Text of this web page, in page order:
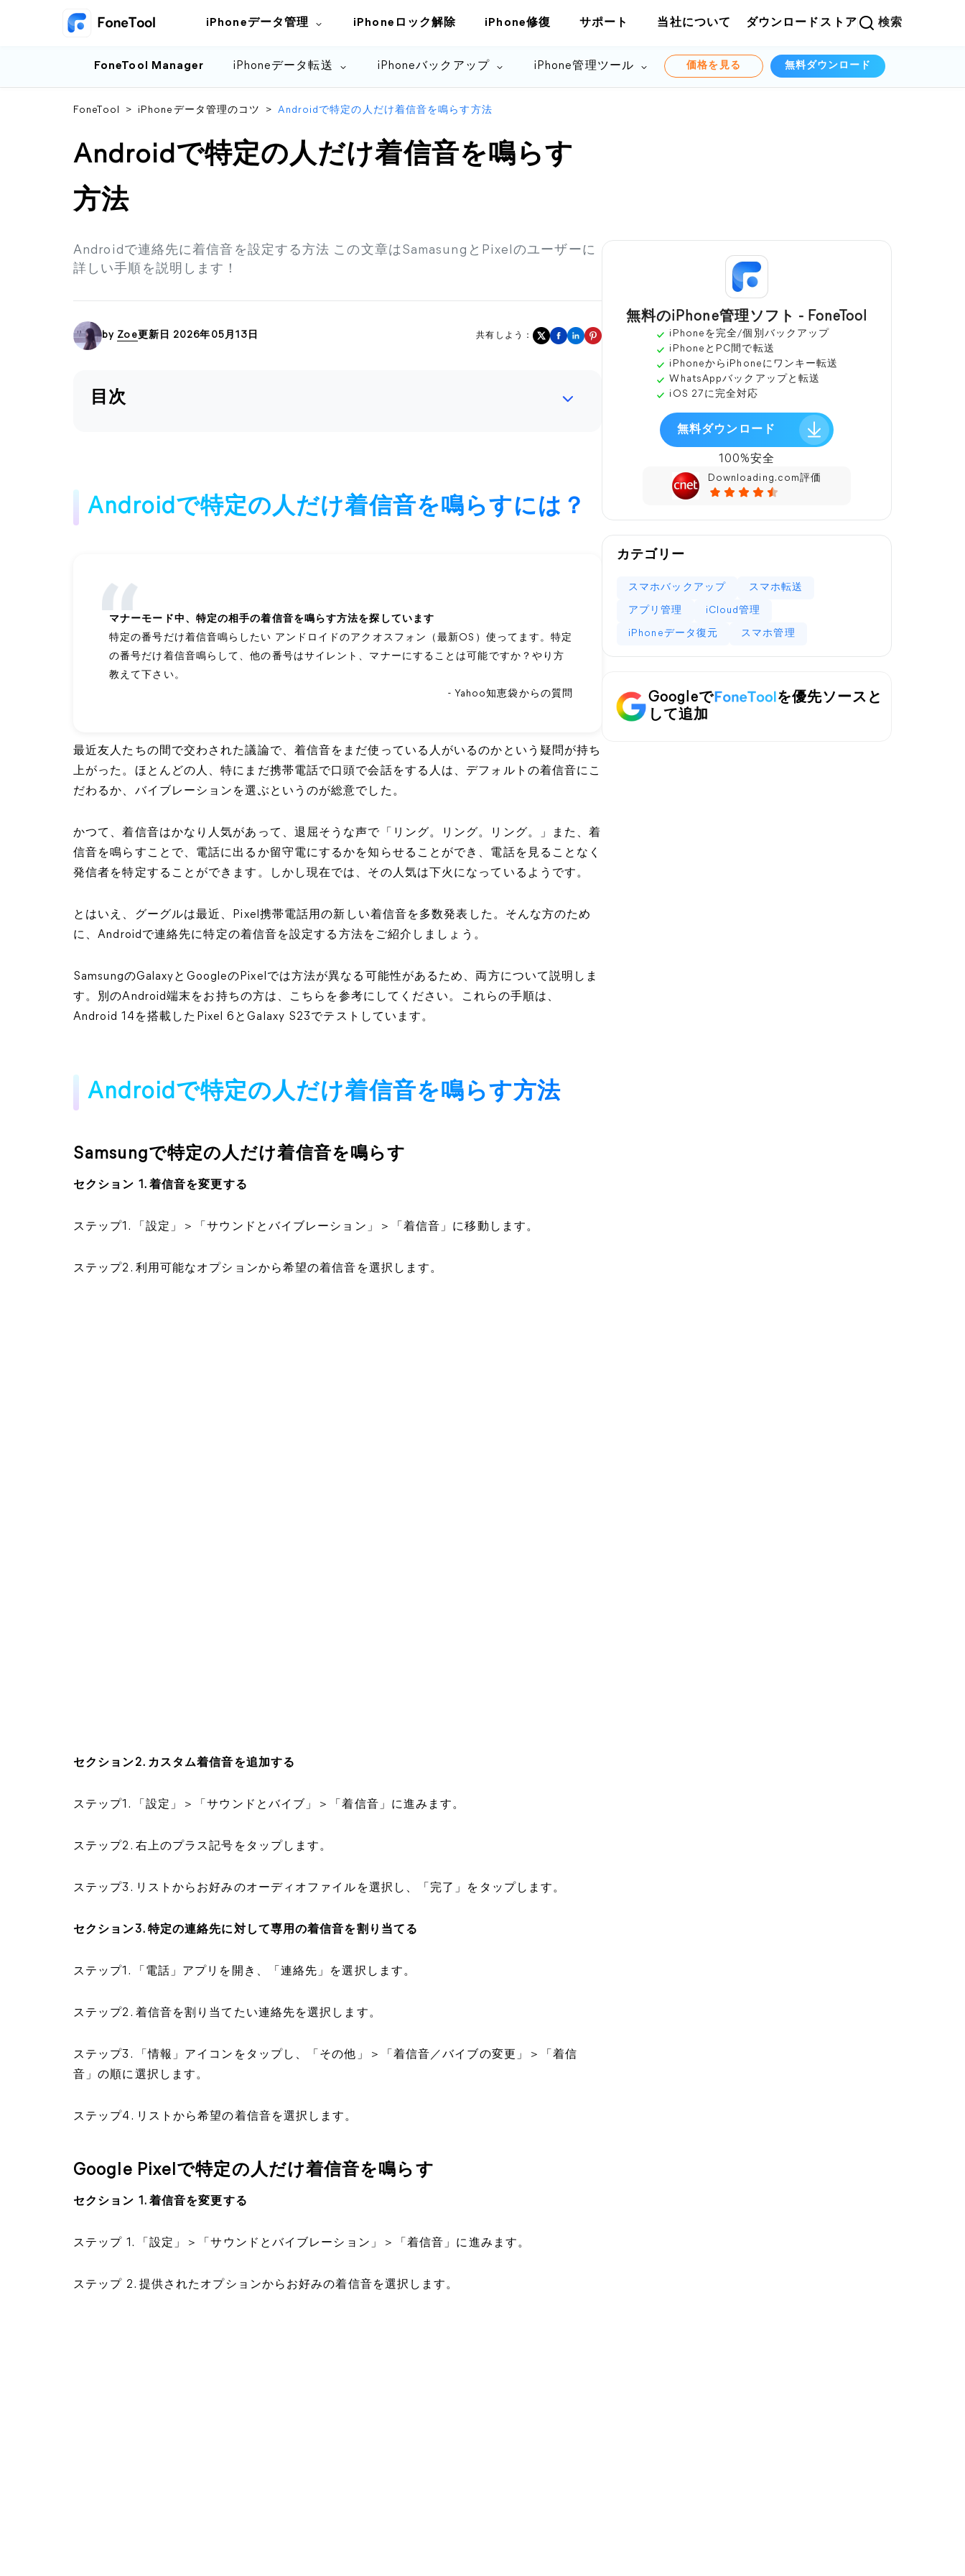
iPhoneデータ管理 iPhoneロック解除 iPhone修復 サポート 当社について ダウンロード ストア 検索
FoneTool Manager iPhoneデータ転送 iPhoneバックアップ iPhone管理ツール 価格を見る 無料ダウンロード
FoneTool > iPhoneデータ管理のコツ > Androidで特定の人だけ着信音を鳴らす方法
Androidで特定の人だけ着信音を鳴らす
方法
Androidで連絡先に着信音を設定する方法 この文章はSamasungとPixelのユーザーに
詳しい手順を説明します！
by Zoe更新日 2026年05月13日 共有しよう：
目次
Androidで特定の人だけ着信音を鳴らすには？
マナーモード中、特定の相手の着信音を鳴らす方法を探しています
特定の番号だけ着信音鳴らしたい アンドロイドのアクオスフォン（最新OS）使ってます。特定
の番号だけ着信音鳴らして、他の番号はサイレント、マナーにすることは可能ですか？やり方
教えて下さい。
- Yahoo知恵袋からの質問
最近友人たちの間で交わされた議論で、着信音をまだ使っている人がいるのかという疑問が持ち
上がった。ほとんどの人、特にまだ携帯電話で口頭で会話をする人は、デフォルトの着信音にこ
だわるか、バイブレーションを選ぶというのが総意でした。
かつて、着信音はかなり人気があって、退屈そうな声で「リング。リング。リング。」また、着
信音を鳴らすことで、電話に出るか留守電にするかを知らせることができ、電話を見ることなく
発信者を特定することができます。しかし現在では、その人気は下火になっているようです。
とはいえ、グーグルは最近、Pixel携帯電話用の新しい着信音を多数発表した。そんな方のため
に、Androidで連絡先に特定の着信音を設定する方法をご紹介しましょう。
SamsungのGalaxyとGoogleのPixelでは方法が異なる可能性があるため、両方について説明しま
す。別のAndroid端末をお持ちの方は、こちらを参考にしてください。これらの手順は、
Android 14を搭載したPixel 6とGalaxy S23でテストしています。
Androidで特定の人だけ着信音を鳴らす方法
Samsungで特定の人だけ着信音を鳴らす
セクション 1. 着信音を変更する
ステップ1. 「設定」＞「サウンドとバイブレーション」＞「着信音」に移動します。
ステップ2. 利用可能なオプションから希望の着信音を選択します。
セクション2. カスタム着信音を追加する
ステップ1. 「設定」＞「サウンドとバイブ」＞「着信音」に進みます。
ステップ2. 右上のプラス記号をタップします。
ステップ3. リストからお好みのオーディオファイルを選択し、「完了」をタップします。
セクション3. 特定の連絡先に対して専用の着信音を割り当てる
ステップ1. 「電話」アプリを開き、「連絡先」を選択します。
ステップ2. 着信音を割り当てたい連絡先を選択します。
ステップ3. 「情報」アイコンをタップし、「その他」＞「着信音／バイブの変更」＞「着信
音」の順に選択します。
ステップ4. リストから希望の着信音を選択します。
Google Pixelで特定の人だけ着信音を鳴らす
セクション 1. 着信音を変更する
ステップ 1. 「設定」＞「サウンドとバイブレーション」＞「着信音」に進みます。
ステップ 2. 提供されたオプションからお好みの着信音を選択します。
無料のiPhone管理ソフト - FoneTool
iPhoneを完全/個別バックアップ
iPhoneとPC間で転送
iPhoneからiPhoneにワンキー転送
WhatsAppバックアップと転送
iOS 27に完全対応
無料ダウンロード
100%安全
Downloading.com評価
カテゴリー
スマホバックアップ スマホ転送
アプリ管理 iCloud管理
iPhoneデータ復元 スマホ管理
Googleで
を優先ソースと
して追加